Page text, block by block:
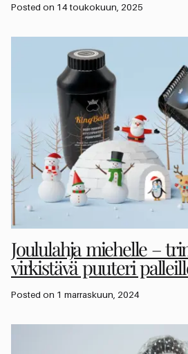
Posted on 14 toukokuun, 2025
Joululahja miehelle –
virkistävä puuteri
Posted on 1 marraskuun, 2024